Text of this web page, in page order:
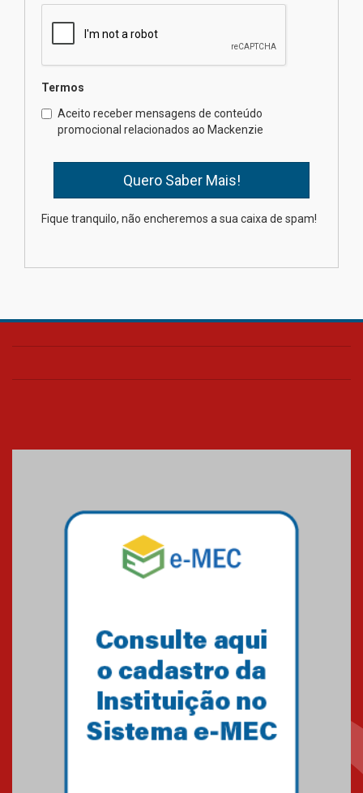
Brasília prepara seus
mesmo do Ensino Médio
Como os pais podem investir
na educação dos filhos além da
escola
Transformadora reúne
Termos
Aceito receber mensagens de conteúdo
promocional relacionados ao Mackenzie
Fique tranquilo, não encheremos a sua caixa de spam!